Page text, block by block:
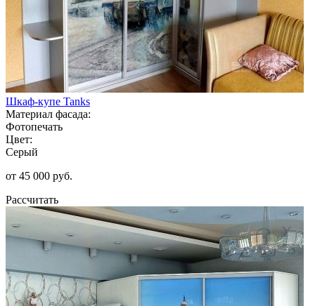
Шкаф-купе Tanks
Материал фасада:
Фотопечать
Цвет:
Серый
от 45 000 руб.
Рассчитать